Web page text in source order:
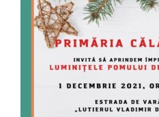
înfrățite
Strategii
Registrul